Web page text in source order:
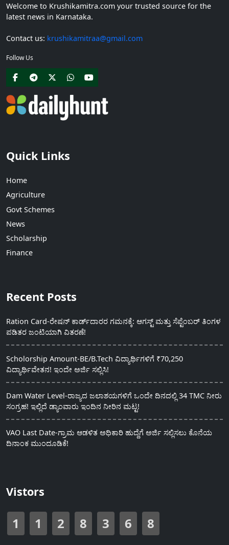
Welcome to Krushikamitra.com your trusted source for the
latest news in Karnataka.
Contact us: krushikamitraa@gmail.com
Follow Us
Quick Links
Home
Agriculture
Govt Schemes
News
Scholarship
Finance
Recent Posts
Ration Card-ರೇಷನ್ ಕಾರ್ಡ್‍ದಾರರ ಗಮನಕ್ಕೆ: ಆಗಸ್ಟ್ ಮತ್ತು ಸೆಪ್ಟೆಂಬರ್ ತಿಂಗಳ
ಪಡಿತರ ಜಂಟಿಯಾಗಿ ವಿತರಣೆ!
Scholorship Amount-BE/B.Tech ವಿದ್ಯಾರ್ಥಿಗಳಿಗೆ ₹70,250
ವಿದ್ಯಾರ್ಥಿವೇತನ! ಇಂದೇ ಅರ್ಜಿ ಸಲ್ಲಿಸಿ!
Dam Water Level-ರಾಜ್ಯದ ಜಲಾಶಯಗಳಿಗೆ ಒಂದೇ ದಿನದಲ್ಲಿ 34 TMC ನೀರು
ಸಂಗ್ರಹ! ಇಲ್ಲಿದೆ ಡ್ಯಾಂವಾರು ಇಂದಿನ ನೀರಿನ ಮಟ್ಟ!
VAO Last Date-ಗ್ರಾಮ ಆಡಳಿತ ಅಧಿಕಾರಿ ಹುದ್ದೆಗೆ ಅರ್ಜಿ ಸಲ್ಲಿಸಲು ಕೊನೆಯ
ದಿನಾಂಕ ಮುಂದೂಡಿಕೆ!
Vistors
1 1 2 8 3 6 8